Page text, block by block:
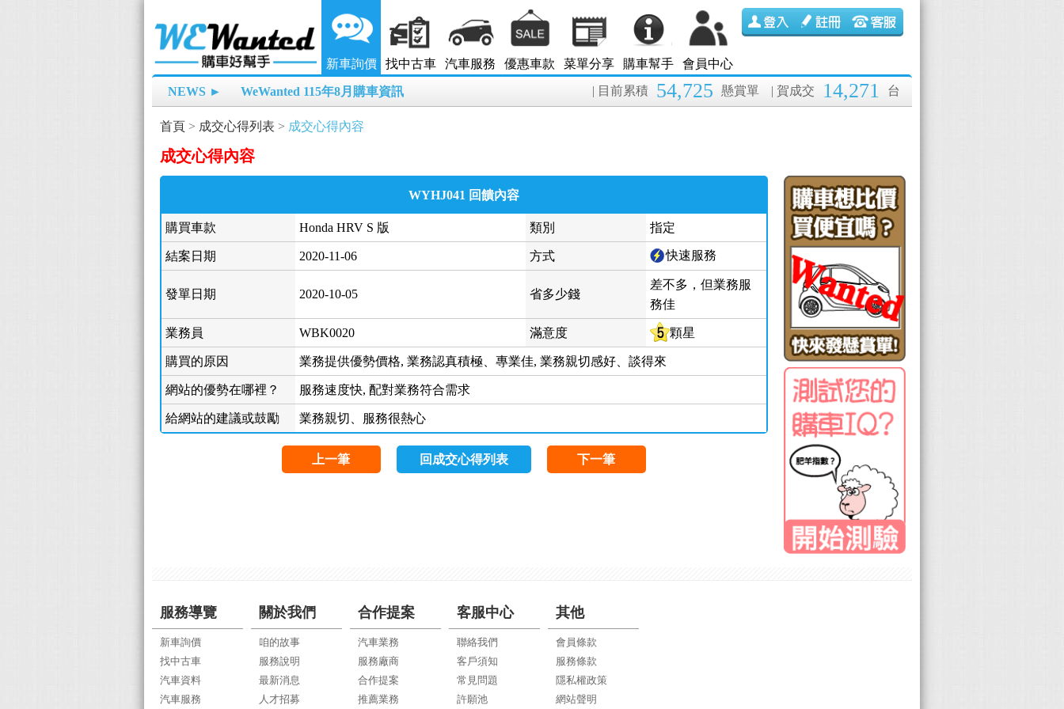
新車詢價 找中古車 汽車服務 優惠車款 菜單分享 購車幫手 會員中心
NEWS ► WeWanted 115年8月購車資訊 | 賀成交 14,271 台
| 目前累積 54,725 懸賞單
首頁 > 成交心得列表 > 成交心得內容
成交心得內容
WYHJ041 回饋內容
購買車款 Honda HRV S 版 類別 指定
結案日期 2020-11-06 方式 快速服務
發單日期 2020-10-05 省多少錢
差不多，但業務服
務佳
業務員 WBK0020 滿意度 顆星
購買的原因 業務提供優勢價格, 業務認真積極、專業佳, 業務親切感好、談得來
網站的優勢在哪裡？ 服務速度快, 配對業務符合需求
給網站的建議或鼓勵 業務親切、服務很熱心
上一筆 回成交心得列表 下一筆
服務導覽
新車詢價
找中古車
汽車資料
汽車服務
關於我們
咱的故事
服務說明
最新消息
人才招募
合作提案
汽車業務
服務廠商
合作提案
推薦業務
客服中心
聯絡我們
客戶須知
常見問題
許願池
其他
會員條款
服務條款
隱私權政策
網站聲明